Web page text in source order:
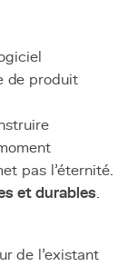
de produit
pas l’éternité.
et durables.
de l’existant